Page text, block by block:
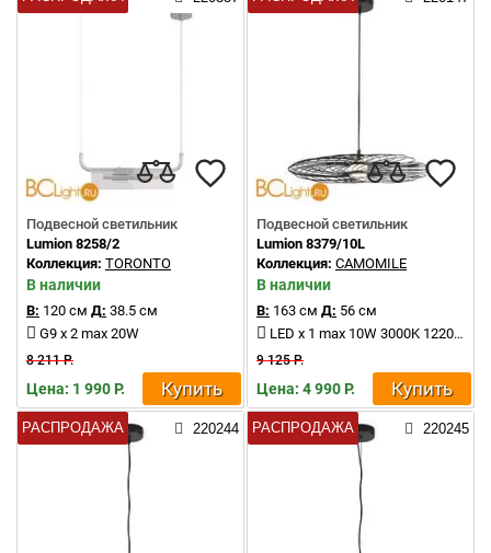
Подвесной светильник
Lumion 8258/2
Коллекция: TORONTO
В наличии
В: 120 см Д: 38.5 см
G9 x 2 max 20W
8 211 Р.
Цена: 1 990 Р. Купить
Подвесной светильник
Lumion 8379/10L
Коллекция: CAMOMILE
В наличии
В: 163 см Д: 56 см
LED x 1 max 10W 3000K 1220Lm
9 125 Р.
Цена: 4 990 Р. Купить
РАСПРОДАЖА 220244 РАСПРОДАЖА 220245